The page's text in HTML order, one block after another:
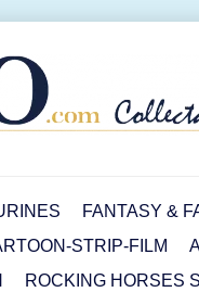
FANTASY &
STRIP-FILM
ROCKING HORSES